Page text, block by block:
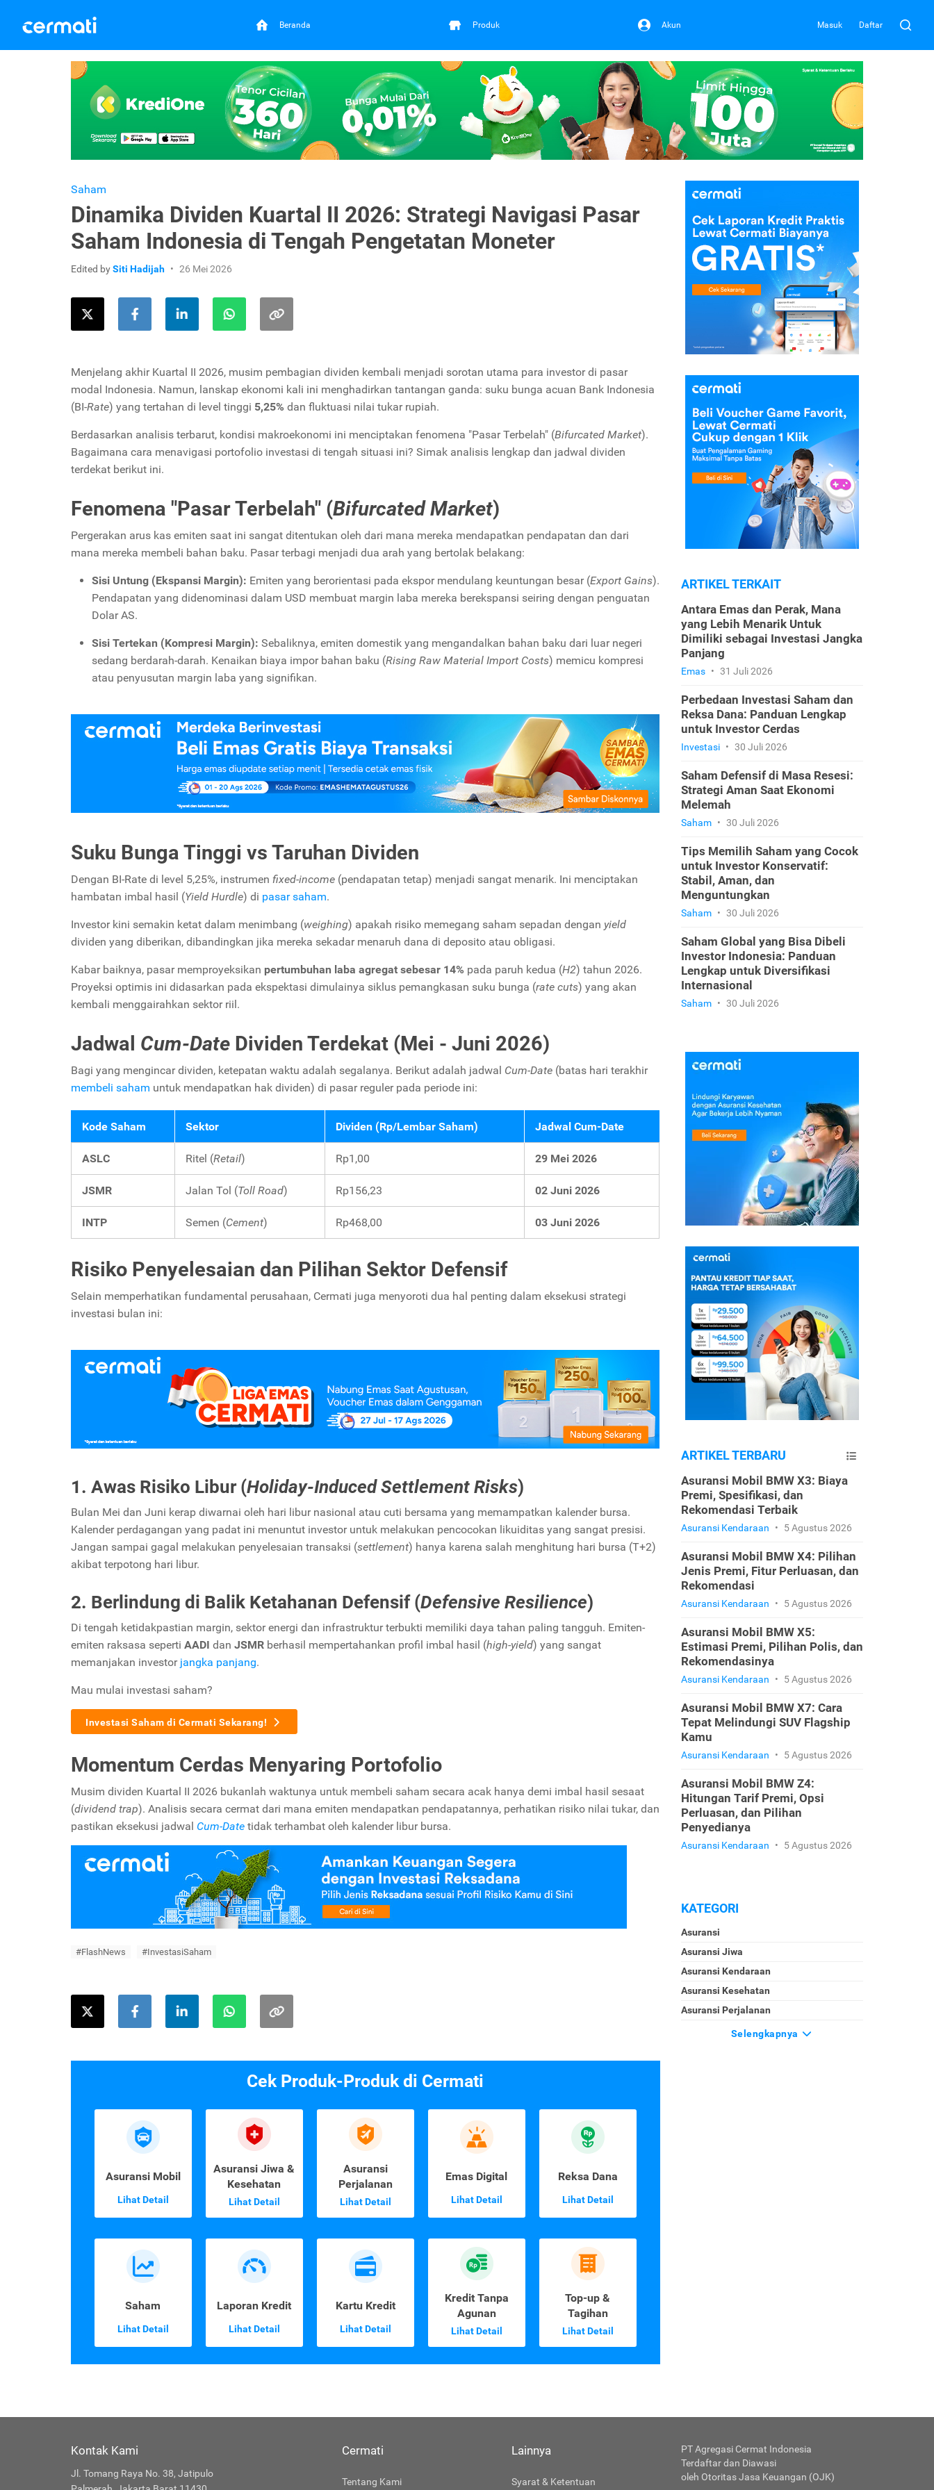
Beranda Produk Akun Masuk Daftar
Saham
Dinamika Dividen Kuartal II 2026: Strategi Navigasi Pasar
Saham Indonesia di Tengah Pengetatan Moneter
Edited bySiti Hadijah 26 Mei 2026
Menjelang akhir Kuartal II 2026, musim pembagian dividen kembali menjadi sorotan utama para investor di pasar
modal Indonesia. Namun, lanskap ekonomi kali ini menghadirkan tantangan ganda: suku bunga acuan Bank Indonesia
(BI-Rate) yang tertahan di level tinggi 5,25% dan fluktuasi nilai tukar rupiah.
Berdasarkan analisis terbarut, kondisi makroekonomi ini menciptakan fenomena "Pasar Terbelah" (Bifurcated Market).
Bagaimana cara menavigasi portofolio investasi di tengah situasi ini? Simak analisis lengkap dan jadwal dividen
terdekat berikut ini.
Fenomena "Pasar Terbelah" (Bifurcated Market)
Pergerakan arus kas emiten saat ini sangat ditentukan oleh dari mana mereka mendapatkan pendapatan dan dari
mana mereka membeli bahan baku. Pasar terbagi menjadi dua arah yang bertolak belakang:
Sisi Untung (Ekspansi Margin): Emiten yang berorientasi pada ekspor mendulang keuntungan besar (Export Gains).
Pendapatan yang didenominasi dalam USD membuat margin laba mereka berekspansi seiring dengan penguatan
Dolar AS.
Sisi Tertekan (Kompresi Margin): Sebaliknya, emiten domestik yang mengandalkan bahan baku dari luar negeri
sedang berdarah-darah. Kenaikan biaya impor bahan baku (Rising Raw Material Import Costs) memicu kompresi
atau penyusutan margin laba yang signifikan.
Suku Bunga Tinggi vs Taruhan Dividen
Dengan BI-Rate di level 5,25%, instrumen fixed-income (pendapatan tetap) menjadi sangat menarik. Ini menciptakan
hambatan imbal hasil (Yield Hurdle) di pasar saham.
Investor kini semakin ketat dalam menimbang (weighing) apakah risiko memegang saham sepadan dengan yield
dividen yang diberikan, dibandingkan jika mereka sekadar menaruh dana di deposito atau obligasi.
Kabar baiknya, pasar memproyeksikan pertumbuhan laba agregat sebesar 14% pada paruh kedua (H2) tahun 2026.
Proyeksi optimis ini didasarkan pada ekspektasi dimulainya siklus pemangkasan suku bunga (rate cuts) yang akan
kembali menggairahkan sektor riil.
Jadwal Cum-Date Dividen Terdekat (Mei - Juni 2026)
Bagi yang mengincar dividen, ketepatan waktu adalah segalanya. Berikut adalah jadwal Cum-Date (batas hari terakhir
membeli saham untuk mendapatkan hak dividen) di pasar reguler pada periode ini:
Kode Saham Sektor Dividen (Rp/Lembar Saham) Jadwal Cum-Date
ASLC Ritel (Retail) Rp1,00 29 Mei 2026
JSMR Jalan Tol (Toll Road) Rp156,23 02 Juni 2026
INTP Semen (Cement) Rp468,00 03 Juni 2026
Risiko Penyelesaian dan Pilihan Sektor Defensif
Selain memperhatikan fundamental perusahaan, Cermati juga menyoroti dua hal penting dalam eksekusi strategi
investasi bulan ini:
1. Awas Risiko Libur (Holiday-Induced Settlement Risks)
Bulan Mei dan Juni kerap diwarnai oleh hari libur nasional atau cuti bersama yang memampatkan kalender bursa.
Kalender perdagangan yang padat ini menuntut investor untuk melakukan pencocokan likuiditas yang sangat presisi.
Jangan sampai gagal melakukan penyelesaian transaksi (settlement) hanya karena salah menghitung hari bursa (T+2)
akibat terpotong hari libur.
2. Berlindung di Balik Ketahanan Defensif (Defensive Resilience)
Di tengah ketidakpastian margin, sektor energi dan infrastruktur terbukti memiliki daya tahan paling tangguh. Emiten-
emiten raksasa seperti AADI dan JSMR berhasil mempertahankan profil imbal hasil (high-yield) yang sangat
memanjakan investor jangka panjang.
Mau mulai investasi saham?
Investasi Saham di Cermati Sekarang!
Momentum Cerdas Menyaring Portofolio
Musim dividen Kuartal II 2026 bukanlah waktunya untuk membeli saham secara acak hanya demi imbal hasil sesaat
(dividend trap). Analisis secara cermat dari mana emiten mendapatkan pendapatannya, perhatikan risiko nilai tukar, dan
pastikan eksekusi jadwal Cum-Date tidak terhambat oleh kalender libur bursa.
#FlashNews #InvestasiSaham
Cek Produk-Produk di Cermati
Asuransi Mobil
Lihat Detail
Asuransi Jiwa &
Kesehatan
Lihat Detail
Asuransi
Perjalanan
Lihat Detail
Emas Digital
Lihat Detail
Reksa Dana
Lihat Detail
Saham
Lihat Detail
Laporan Kredit
Lihat Detail
Kartu Kredit
Lihat Detail
Kredit Tanpa
Agunan
Lihat Detail
Top-up &
Tagihan
Lihat Detail
ARTIKEL TERKAIT
Antara Emas dan Perak, Mana
yang Lebih Menarik Untuk
Dimiliki sebagai Investasi Jangka
Panjang
Emas • 31 Juli 2026
Perbedaan Investasi Saham dan
Reksa Dana: Panduan Lengkap
untuk Investor Cerdas
Investasi • 30 Juli 2026
Saham Defensif di Masa Resesi:
Strategi Aman Saat Ekonomi
Melemah
Saham • 30 Juli 2026
Tips Memilih Saham yang Cocok
untuk Investor Konservatif:
Stabil, Aman, dan
Menguntungkan
Saham • 30 Juli 2026
Saham Global yang Bisa Dibeli
Investor Indonesia: Panduan
Lengkap untuk Diversifikasi
Internasional
Saham • 30 Juli 2026
ARTIKEL TERBARU
Asuransi Mobil BMW X3: Biaya
Premi, Spesifikasi, dan
Rekomendasi Terbaik
Asuransi Kendaraan • 5 Agustus 2026
Asuransi Mobil BMW X4: Pilihan
Jenis Premi, Fitur Perluasan, dan
Rekomendasi
Asuransi Kendaraan • 5 Agustus 2026
Asuransi Mobil BMW X5:
Estimasi Premi, Pilihan Polis, dan
Rekomendasinya
Asuransi Kendaraan • 5 Agustus 2026
Asuransi Mobil BMW X7: Cara
Tepat Melindungi SUV Flagship
Kamu
Asuransi Kendaraan • 5 Agustus 2026
Asuransi Mobil BMW Z4:
Hitungan Tarif Premi, Opsi
Perluasan, dan Pilihan
Penyedianya
Asuransi Kendaraan • 5 Agustus 2026
KATEGORI
Asuransi
Asuransi Jiwa
Asuransi Kendaraan
Asuransi Kesehatan
Asuransi Perjalanan
Selengkapnya
Kontak Kami
Jl. Tomang Raya No. 38, Jatipulo
Cermati
Tentang Kami
Lainnya
Syarat & Ketentuan
PT Agregasi Cermat Indonesia
Terdaftar dan Diawasi
oleh Otoritas Jasa Keuangan (OJK)